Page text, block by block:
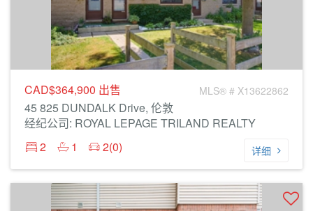
CAD$364,900 出售 MLS® # X13622862
45 825 DUNDALK Drive, 伦敦
经纪公司: ROYAL LEPAGE TRILAND REALTY
2
1 2(0) 详细